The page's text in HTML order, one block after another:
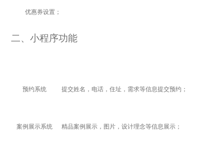
优惠券设置；
二、小程序功能
预约系统 提交姓名，电话，住址，需求等信息提交预约；
案例展示系统 精品案例展示，图片，设计理念等信息展示；